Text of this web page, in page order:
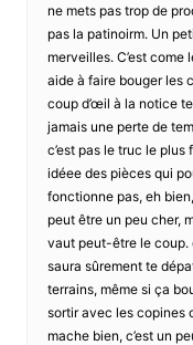
ne mets pas trop de
pas la patinoirm. Un
merveilles. C’est
aide à faire bouger les
coup d’œil à la notice
jamais une perte de
c’est pas le truc le plus
idéee des pièces qui
fonctionne pas, eh
peut être un peu cher,
vaut peut-être le coup.
saura sûrement te
terrains, même si ça
sortir avec les copines
mache bien, c’est un